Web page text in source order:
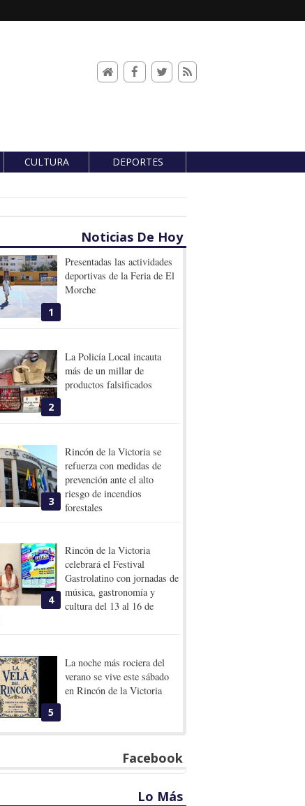
CULTURA DEPORTES
Noticias De Hoy
1
Presentadas las actividades
deportivas de la Feria de El
Morche
2
La Policía Local incauta
más de un millar de
productos falsificados
3
Rincón de la Victoria se
refuerza con medidas de
prevención ante el alto
riesgo de incendios
forestales
4
Rincón de la Victoria
celebrará el Festival
Gastrolatino con jornadas de
música, gastronomía y
cultura del 13 al 16 de
5
La noche más rociera del
verano se vive este sábado
en Rincón de la Victoria
Facebook
Lo Más